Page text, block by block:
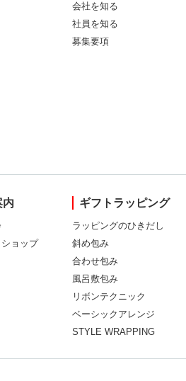
会社を知る
社員を知る
募集要項
内
ョップ
ギフトラッピング
ラッピングのひきだし
斜め包み
合わせ包み
風呂敷包み
リボンテクニック
ベーシックアレンジ
STYLE WRAPPING